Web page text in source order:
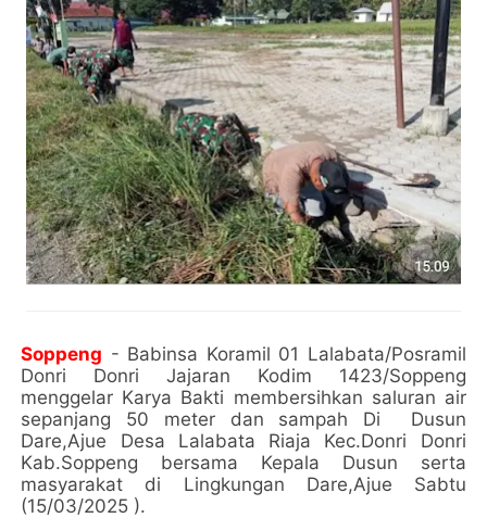
Soppeng - Babinsa Koramil 01 Lalabata/Posramil
Donri Donri Jajaran Kodim 1423/Soppeng
menggelar Karya Bakti membersihkan saluran air
sepanjang 50 meter dan sampah Di Dusun
Dare,Ajue Desa Lalabata Riaja Kec.Donri Donri
Kab.Soppeng bersama Kepala Dusun serta
masyarakat di Lingkungan Dare,Ajue Sabtu
(15/03/2025 ).